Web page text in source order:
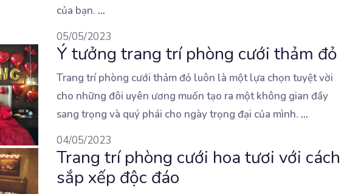
của bạn. ...
05/05/2023
Ý tưởng trang trí phòng cưới thảm đỏ
Trang trí phòng cưới thảm đỏ luôn là một lựa chọn tuyệt vời
cho những đôi uyên ương muốn tạo ra một không gian đầy
sang trọng và quý phái cho ngày trọng đại của mình. ...
04/05/2023
Trang trí phòng cưới hoa tươi với cách
sắp xếp độc đáo